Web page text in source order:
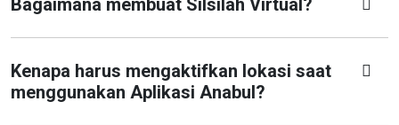
Bagaimana membuat Silsilah Virtual?
Kenapa harus mengaktifkan lokasi saat
menggunakan Aplikasi Anabul?